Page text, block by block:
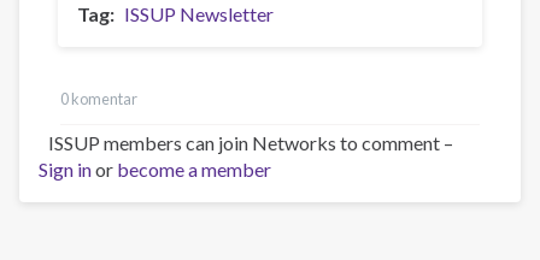
Tag
ISSUP Newsletter
0 komentar
ISSUP members can join Networks to comment –
Sign inor become a member